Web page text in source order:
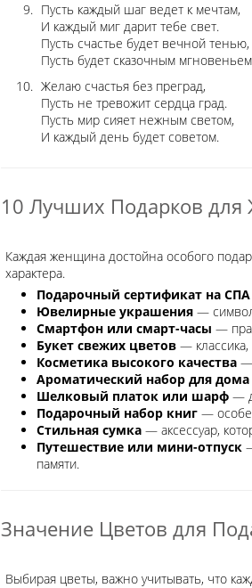
Пусть каждый шаг ведет к мечтам,
И каждый миг дарит тебе свет.
Пусть счастье будет вечной тенью,
Пусть будет сказочным
Желаю счастья без преград,
Пусть не тревожит сердца град.
Пусть мир сияет нежным светом,
И каждый день будет советом.
10 Лучших Подарков
Каждая женщина достойна особого
характера.
Подарочный сертификат на СПА
Ювелирные украшения —
Смартфон или смарт-часы —
Букет свежих цветов — классика,
Косметика высокого качества —
Ароматический набор для дома
Шелковый платок или шарф —
Подарочный набор книг —
Стильная сумка — аксессуар,
Путешествие или мини-отпуск
памяти.
Значение Цветов для
Выбирая цветы, важно учитывать, что